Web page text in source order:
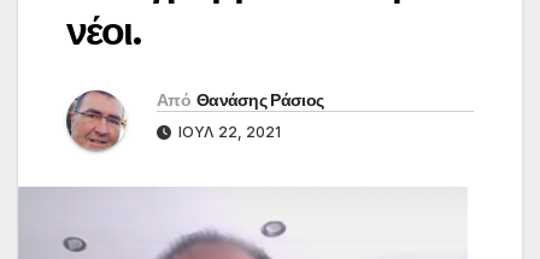
νέοι.
Από Θανάσης Ράσιος
ΙΟΎΛ 22, 2021